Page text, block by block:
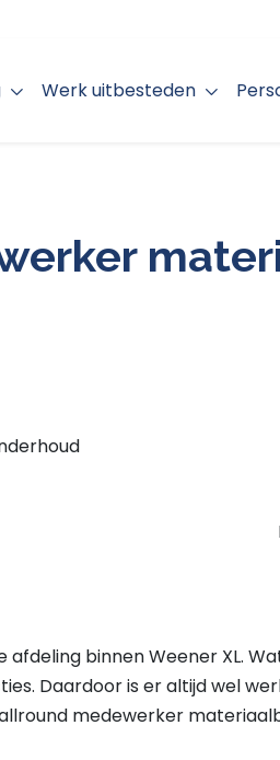
Werk uitbesteden
afdeling binnen Weener XL.
Daardoor is er altijd wel
medewerker